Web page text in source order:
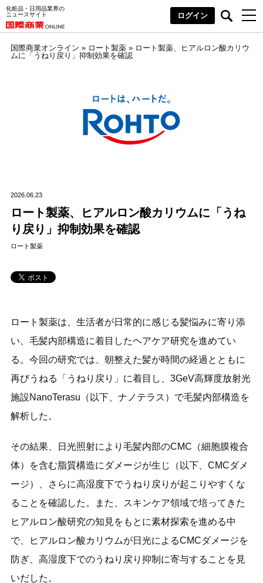
化粧品・日用品業界の
ニュースサイト
ログイン
国際商業オンライン » ロート製薬» ロート製薬、ヒアルロン酸カリウ
ムに「うねり戻り」抑制効果を確認
2026.06.23
ロート製薬、ヒアルロン酸カリウムに「うね
り戻り」抑制効果を確認
ロート製薬
ロート製薬は、生活者が日常的に感じる髪悩みに寄り添
い、毛髪内部構造に着目したヘアケア研究を進めてい
る。今回の研究では、朝整えた髪が時間の経過とともに
再びうねる「うねり戻り」に着目し、3GeV高輝度放射光
施設NanoTerasu（以下、ナノテラス）で毛髪内部構造を
解析した。
その結果、日光照射により毛髪内部のCMC（細胞膜複合
体）を含む脂質構造にダメージが生じ（以下、CMCダメ
ージ）、さらに高湿度下でうねり戻りが起こりやすくな
ることを確認した。また、スキンケア領域で培ってきた
ヒアルロン酸研究の知見をもとに素材探索を進める中
で、ヒアルロン酸カリウムが日光によるCMCダメージを
防ぎ、高湿度下でのうねり戻り抑制に寄与することを見
いだした。